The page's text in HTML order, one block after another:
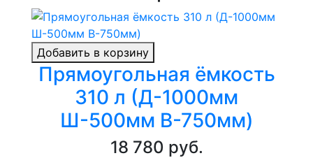
Добавить в корзину
Прямоугольная ёмкость
310 л (Д-1000мм
Ш-500мм В-750мм)
18 780 руб.